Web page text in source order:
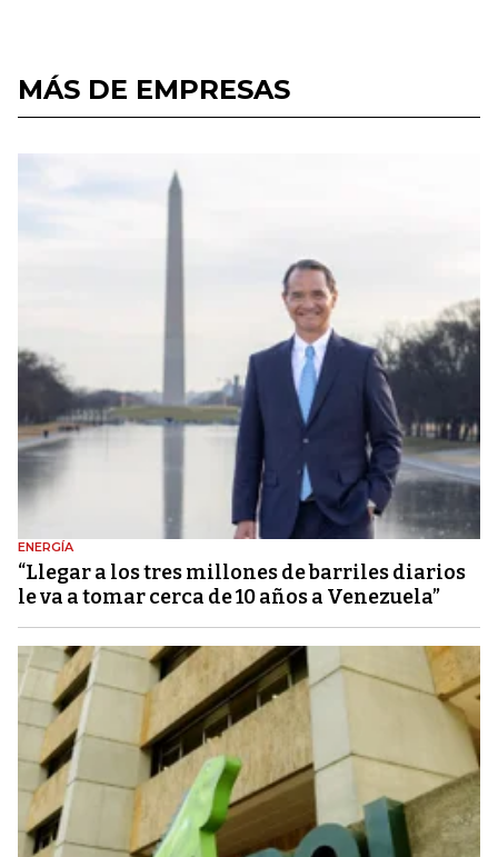
MÁS DE EMPRESAS
ENERGÍA
“Llegar a los tres millones de barriles diarios
le va a tomar cerca de 10 años a Venezuela”